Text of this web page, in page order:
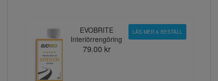
EVOBRITE
Interiörrengöring
79.00 kr
LÄS MER & BESTÄLL